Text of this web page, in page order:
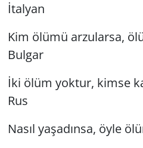
İtalyan
Kim ölümü arzularsa,
Bulgar
İki ölüm yoktur, kimse
Rus
Nasıl yaşadınsa, öyle